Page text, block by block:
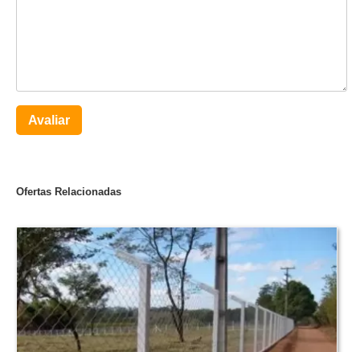
Avaliar
Ofertas Relacionadas